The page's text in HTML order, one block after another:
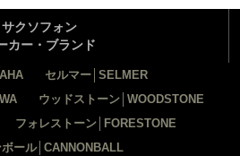
サクソフォン
カー・ブランド
セルマー│SELMER
ウッドストーン│WOODSTONE
フォレストーン│FORESTONE
ール│CANNONBALL